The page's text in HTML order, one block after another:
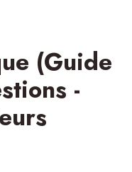
(Guide
-